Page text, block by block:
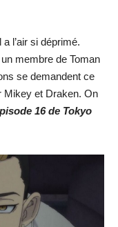
l’air si déprimé.
membre de Toman
se demandent ce
Mikey et Draken. On
16 de Tokyo